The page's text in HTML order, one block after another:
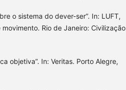
o sistema do dever-ser”. In: LUFT,
Rio de Janeiro: Civilização
objetiva”. In: Veritas. Porto Alegre,